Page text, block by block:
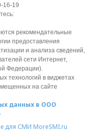
16-19
рекомендательные
предоставления
и анализа сведений,
сети Интернет,
Федерации).
технологий в виджетах
на сайте
данных в ООО
для СМИ MoreSMI.ru